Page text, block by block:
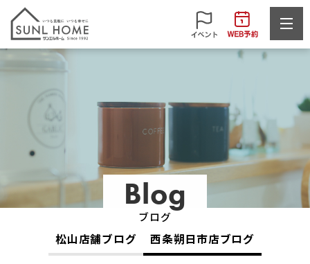
Blog
ブログ
松山店舗ブログ 西条朔日市店ブログ